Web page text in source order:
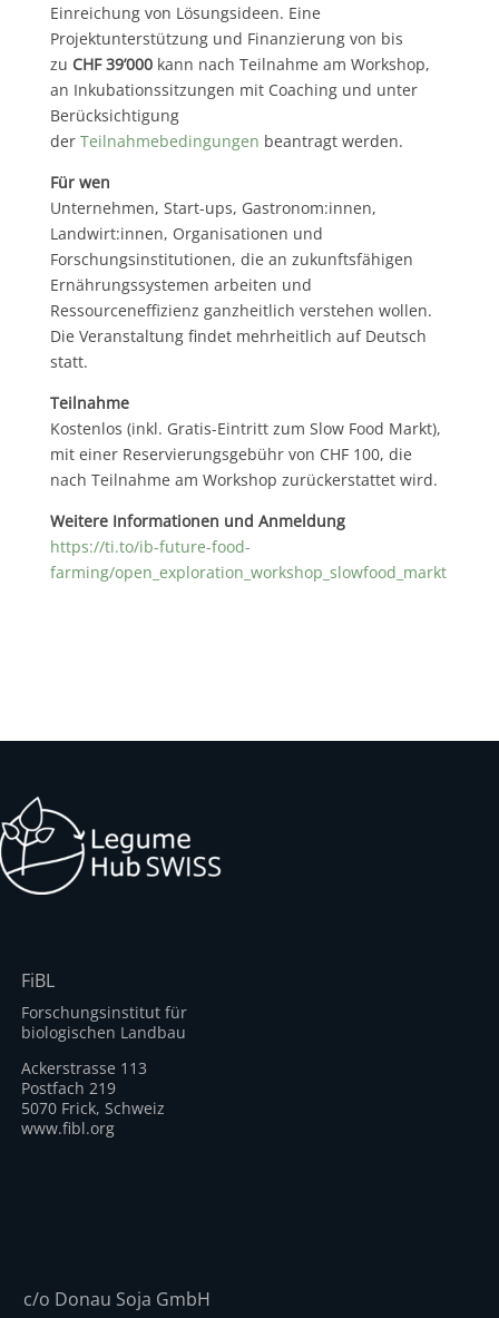
Einreichung von Lösungsideen. Eine
Projektunterstützung und Finanzierung von bis
zu CHF 39’000kann nach Teilnahme am Workshop,
an Inkubationssitzungen mit Coaching und unter
Berücksichtigung
der Teilnahmebedingungen beantragt werden.
Für wen
Unternehmen, Start-ups, Gastronom:innen,
Landwirt:innen, Organisationen und
Forschungsinstitutionen, die an zukunftsfähigen
Ernährungssystemen arbeiten und
Ressourceneffizienz ganzheitlich verstehen wollen.
Die Veranstaltung findet mehrheitlich auf Deutsch
statt.
Teilnahme
Kostenlos (inkl. Gratis-Eintritt zum Slow Food Markt),
mit einer Reservierungsgebühr von CHF 100, die
nach Teilnahme am Workshop zurückerstattet wird.
Weitere Informationen und Anmeldung
https://ti.to/ib-future-food-
farming/open_exploration_workshop_slowfood_markt
FiBL
Forschungsinstitut für
biologischen Landbau
Ackerstrasse 113
Postfach 219
5070 Frick, Schweiz
www.fibl.org
c/o Donau Soja GmbH